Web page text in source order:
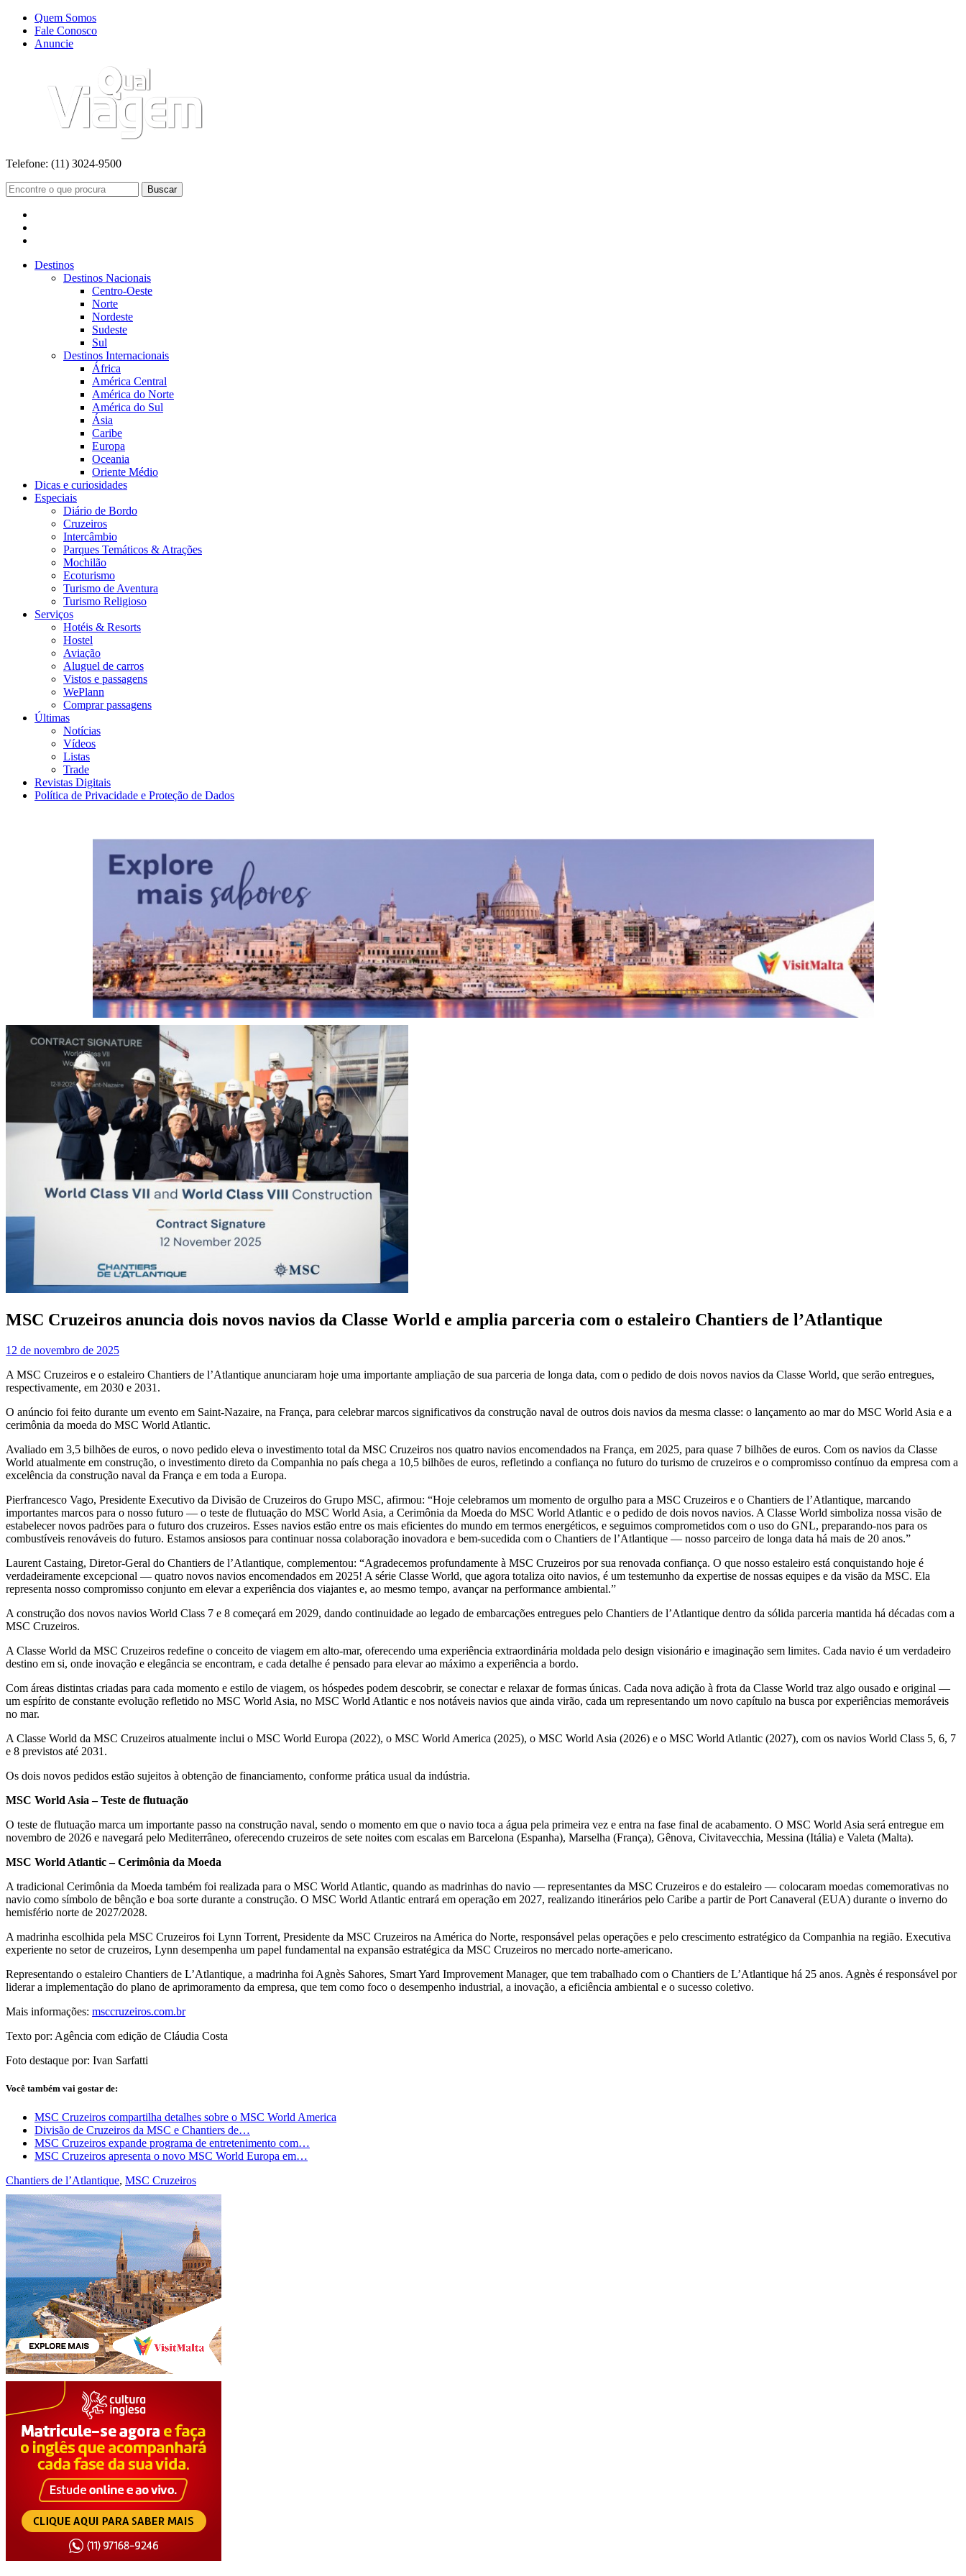
Quem Somos
Fale Conosco
Anuncie
Telefone: (11) 3024-9500
Buscar
Destinos
Destinos Nacionais
Centro-Oeste
Norte
Nordeste
Sudeste
Sul
Destinos Internacionais
África
América Central
América do Norte
América do Sul
Ásia
Caribe
Europa
Oceania
Oriente Médio
Dicas e curiosidades
Especiais
Diário de Bordo
Cruzeiros
Intercâmbio
Parques Temáticos & Atrações
Mochilão
Ecoturismo
Turismo de Aventura
Turismo Religioso
Serviços
Hotéis & Resorts
Hostel
Aviação
Aluguel de carros
Vistos e passagens
WePlann
Comprar passagens
Últimas
Notícias
Vídeos
Listas
Trade
Revistas Digitais
Política de Privacidade e Proteção de Dados
MSC Cruzeiros anuncia dois novos navios da Classe World e amplia parceria com o estaleiro Chantiers de l’Atlantique
12 de novembro de 2025
A MSC Cruzeiros e o estaleiro Chantiers de l’Atlantique anunciaram hoje uma importante ampliação de sua parceria de longa data, com o pedido de dois novos navios da Classe World, que serão entregues,
respectivamente, em 2030 e 2031.
O anúncio foi feito durante um evento em Saint-Nazaire, na França, para celebrar marcos significativos da construção naval de outros dois navios da mesma classe: o lançamento ao mar do MSC World Asia e a
cerimônia da moeda do MSC World Atlantic.
Avaliado em 3,5 bilhões de euros, o novo pedido eleva o investimento total da MSC Cruzeiros nos quatro navios encomendados na França, em 2025, para quase 7 bilhões de euros. Com os navios da Classe
World atualmente em construção, o investimento direto da Companhia no país chega a 10,5 bilhões de euros, refletindo a confiança no futuro do turismo de cruzeiros e o compromisso contínuo da empresa com a
excelência da construção naval da França e em toda a Europa.
Pierfrancesco Vago, Presidente Executivo da Divisão de Cruzeiros do Grupo MSC, afirmou: “Hoje celebramos um momento de orgulho para a MSC Cruzeiros e o Chantiers de l’Atlantique, marcando
importantes marcos para o nosso futuro — o teste de flutuação do MSC World Asia, a Cerimônia da Moeda do MSC World Atlantic e o pedido de dois novos navios. A Classe World simboliza nossa visão de
estabelecer novos padrões para o futuro dos cruzeiros. Esses navios estão entre os mais eficientes do mundo em termos energéticos, e seguimos comprometidos com o uso do GNL, preparando-nos para os
combustíveis renováveis do futuro. Estamos ansiosos para continuar nossa colaboração inovadora e bem-sucedida com o Chantiers de l’Atlantique — nosso parceiro de longa data há mais de 20 anos.”
Laurent Castaing, Diretor-Geral do Chantiers de l’Atlantique, complementou: “Agradecemos profundamente à MSC Cruzeiros por sua renovada confiança. O que nosso estaleiro está conquistando hoje é
verdadeiramente excepcional — quatro novos navios encomendados em 2025! A série Classe World, que agora totaliza oito navios, é um testemunho da expertise de nossas equipes e da visão da MSC. Ela
representa nosso compromisso conjunto em elevar a experiência dos viajantes e, ao mesmo tempo, avançar na performance ambiental.”
A construção dos novos navios World Class 7 e 8 começará em 2029, dando continuidade ao legado de embarcações entregues pelo Chantiers de l’Atlantique dentro da sólida parceria mantida há décadas com a
MSC Cruzeiros.
A Classe World da MSC Cruzeiros redefine o conceito de viagem em alto-mar, oferecendo uma experiência extraordinária moldada pelo design visionário e imaginação sem limites. Cada navio é um verdadeiro
destino em si, onde inovação e elegância se encontram, e cada detalhe é pensado para elevar ao máximo a experiência a bordo.
Com áreas distintas criadas para cada momento e estilo de viagem, os hóspedes podem descobrir, se conectar e relaxar de formas únicas. Cada nova adição à frota da Classe World traz algo ousado e original —
um espírito de constante evolução refletido no MSC World Asia, no MSC World Atlantic e nos notáveis navios que ainda virão, cada um representando um novo capítulo na busca por experiências memoráveis
no mar.
A Classe World da MSC Cruzeiros atualmente inclui o MSC World Europa (2022), o MSC World America (2025), o MSC World Asia (2026) e o MSC World Atlantic (2027), com os navios World Class 5, 6, 7
e 8 previstos até 2031.
Os dois novos pedidos estão sujeitos à obtenção de financiamento, conforme prática usual da indústria.
MSC World Asia – Teste de flutuação
O teste de flutuação marca um importante passo na construção naval, sendo o momento em que o navio toca a água pela primeira vez e entra na fase final de acabamento. O MSC World Asia será entregue em
novembro de 2026 e navegará pelo Mediterrâneo, oferecendo cruzeiros de sete noites com escalas em Barcelona (Espanha), Marselha (França), Gênova, Civitavecchia, Messina (Itália) e Valeta (Malta).
MSC World Atlantic – Cerimônia da Moeda
A tradicional Cerimônia da Moeda também foi realizada para o MSC World Atlantic, quando as madrinhas do navio — representantes da MSC Cruzeiros e do estaleiro — colocaram moedas comemorativas no
navio como símbolo de bênção e boa sorte durante a construção. O MSC World Atlantic entrará em operação em 2027, realizando itinerários pelo Caribe a partir de Port Canaveral (EUA) durante o inverno do
hemisfério norte de 2027/2028.
A madrinha escolhida pela MSC Cruzeiros foi Lynn Torrent, Presidente da MSC Cruzeiros na América do Norte, responsável pelas operações e pelo crescimento estratégico da Companhia na região. Executiva
experiente no setor de cruzeiros, Lynn desempenha um papel fundamental na expansão estratégica da MSC Cruzeiros no mercado norte-americano.
Representando o estaleiro Chantiers de L’Atlantique, a madrinha foi Agnès Sahores, Smart Yard Improvement Manager, que tem trabalhado com o Chantiers de L’Atlantique há 25 anos. Agnès é responsável por
liderar a implementação do plano de aprimoramento da empresa, que tem como foco o desempenho industrial, a inovação, a eficiência ambiental e o sucesso coletivo.
Mais informações: msccruzeiros.com.br
Texto por: Agência com edição de Cláudia Costa
Foto destaque por: Ivan Sarfatti
Você também vai gostar de:
MSC Cruzeiros compartilha detalhes sobre o MSC World America
Divisão de Cruzeiros da MSC e Chantiers de…
MSC Cruzeiros expande programa de entretenimento com…
MSC Cruzeiros apresenta o novo MSC World Europa em…
Chantiers de l’Atlantique, MSC Cruzeiros